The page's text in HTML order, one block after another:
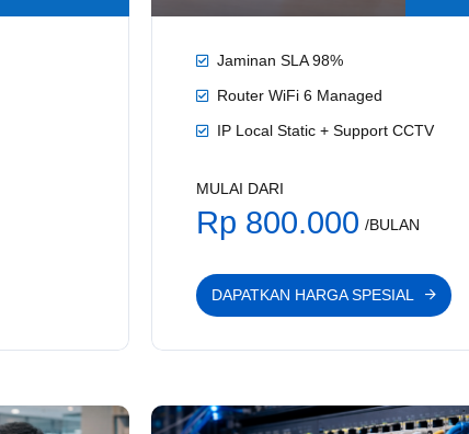
Jaminan SLA 98%
Router WiFi 6 Managed
IP Local Static + Support CCTV
MULAI DARI
Rp 800.000 /BULAN
DAPATKAN HARGA SPESIAL